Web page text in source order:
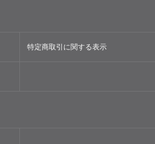
特定商取引に関する表示